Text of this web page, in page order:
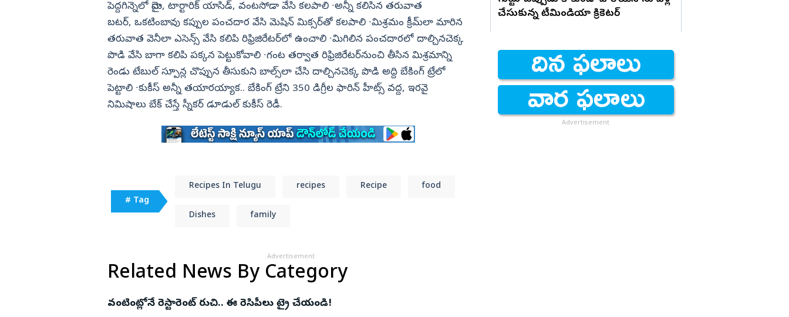
వైఎస్సార్
అన్నమయ్య
వరంగల్
హన్మకొండ
జనగాం
జయశంకర్
మహబూబాబాద్
ములుగు
పెద్దగిన్నెలో మైదా, టార్టారిక్‌ యాసిడ్, వంటసోడా వేసి కలపాలి ∙అన్నీ కలిసిన తరువాత
బటర్, ఒకటింబావు కప్పుల పంచదార వేసి మెషిన్‌ మిక్సర్‌తో కలపాలి ∙మిశ్రమం క్రీమ్‌లా మారిన
తరువాత వెనీలా ఎసెన్స్‌ వేసి కలిపి రిఫ్రిజిరేటర్‌లో ఉంచాలి ∙మిగిలిన పంచదారలో దాల్చినచెక్క
పొడి వేసి బాగా కలిపి పక్కన పెట్టుకోవాలి ∙గంట తర్వాత రిఫ్రిజిరేటర్‌నుంచి తీసిన మిశ్రమాన్ని
రెండు టేబుల్‌ స్పూన్ల చొప్పున తీసుకుని బాల్స్‌లా చేసి దాల్చినచెక్క పొడి అద్ది బేకింగ్‌ ట్రేలో
పెట్టాలి ∙కుకీస్‌ అన్నీ తయారయ్యాక.. బేకింగ్‌ ట్రేని 350 డిగ్రీల ఫారిన్‌ హీట్స్‌ వద్ద, ఇరవై
నిమిషాలు బేక్‌ చేస్తే స్నీకర్‌ డూడుల్‌ కుకీస్‌ రెడీ.
# Tag
Recipes In Telugu recipes Recipe food
Dishes family
Advertisement
Related News By Category
వంటింట్లోనే రెస్టారెంట్ రుచి.. ఈ రెసిపీలు ట్రై చేయండి!
చేసుకున్న టీమిండియా క్రికెటర్
Advertisement